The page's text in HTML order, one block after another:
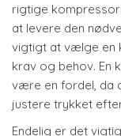
rigtige
at levere den
vigtigt at vælge en
krav og behov. En
være en fordel, da
justere trykket
Endelig er det